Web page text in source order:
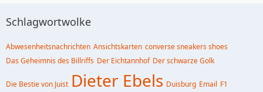
Schlagwortwolke
Abwesenheitsnachrichten Ansichtskarten converse sneakers shoes
Das Geheimnis des Billriffs Der Eichtannhof Der schwarze Golk
Die Bestie von Juist Dieter Ebels Duisburg Email F1